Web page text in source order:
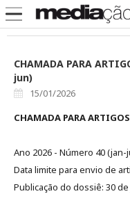
CHAMADA PARA
jun)
15/01/2026
CHAMADA PARA
Ano 2026 - Número 40 (jan-
Data limite para envio de
Publicação do dossiê: 30